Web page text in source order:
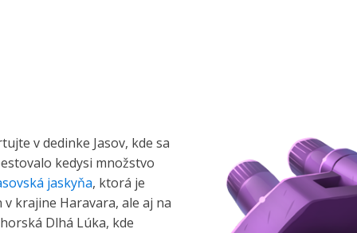
v dedinke Jasov, kde sa
kedysi množstvo
jaskyňa, ktorá je
krajine Haravara, ale aj na
Dlhá Lúka, kde